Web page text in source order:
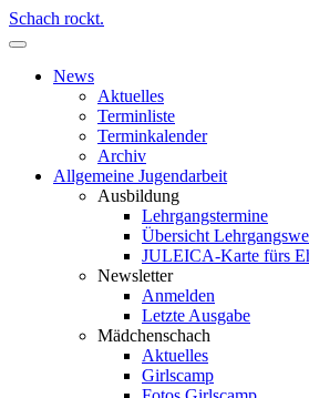
Schach rockt.
News
Aktuelles
Terminliste
Terminkalender
Archiv
Allgemeine Jugendarbeit
Ausbildung
Lehrgangstermine
Übersicht
JULEICA-Karte fürs
Newsletter
Anmelden
Letzte Ausgabe
Mädchenschach
Aktuelles
Girlscamp